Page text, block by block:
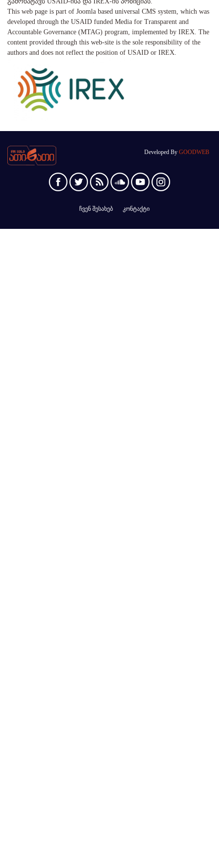
This web page is part of Joomla based universal CMS system, which was
developed through the USAID funded Media for Transparent and
Accountable Governance (MTAG) program, implemented by IREX. The
content provided through this web-site is the sole responsibility of the
authors and does not reflect the position of USAID or IREX.
Developed By GOODWEB
ჩვენ შესახებ კონტაქტი